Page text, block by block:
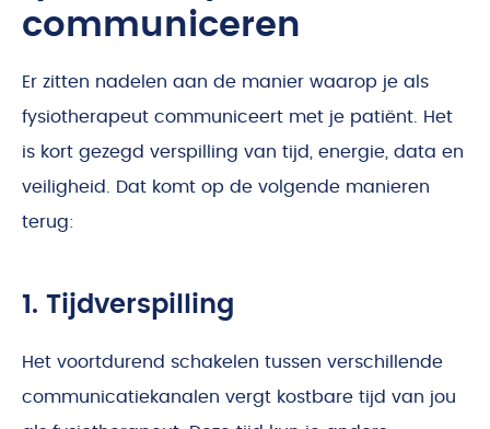
communiceren
Er zitten nadelen aan de manier waarop je als
fysiotherapeut communiceert met je patiënt. Het
is kort gezegd verspilling van tijd, energie, data en
veiligheid. Dat komt op de volgende manieren
terug:
1. Tijdverspilling
Het voortdurend schakelen tussen verschillende
communicatiekanalen vergt kostbare tijd van jou